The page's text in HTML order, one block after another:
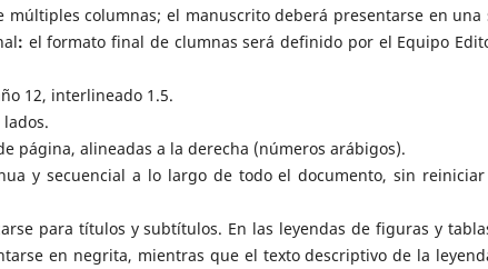
columnas; el manuscrito deberá presentarse en una
: el formato final de clumnas será definido por el Equipo
12, interlineado 1.5.
página, alineadas a la derecha (números arábigos).
y secuencial a lo largo de todo el documento, sin
para títulos y subtítulos. En las leyendas de figuras y
en negrita, mientras que el texto descriptivo de la